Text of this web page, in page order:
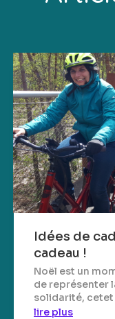
Idées de
cadeau !
Noël est un
de représenter
solidarité, cetet
lire plus